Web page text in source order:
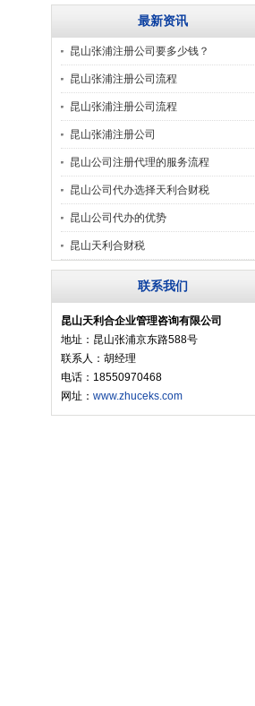
最新资讯
昆山张浦注册公司要多少钱？
昆山张浦注册公司流程
昆山张浦注册公司流程
昆山张浦注册公司
昆山公司注册代理的服务流程
昆山公司代办选择天利合财税
昆山公司代办的优势
昆山天利合财税
联系我们
昆山天利合企业管理咨询有限公司
地址：昆山张浦京东路588号
联系人：胡经理
电话：18550970468
网址： www.zhuceks.com